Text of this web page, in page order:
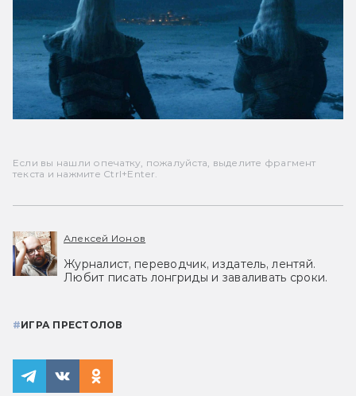
Если вы нашли опечатку, пожалуйста, выделите фрагмент
текста и нажмите Ctrl+Enter.
Алексей Ионов
Журналист, переводчик, издатель, лентяй.
Любит писать лонгриды и заваливать сроки.
#ИГРА ПРЕСТОЛОВ